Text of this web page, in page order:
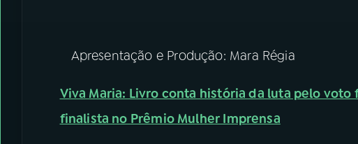
Apresentação e Produção: Mara Régia
Viva Maria: Livro conta história da luta pelo voto
finalista no Prêmio Mulher Imprensa